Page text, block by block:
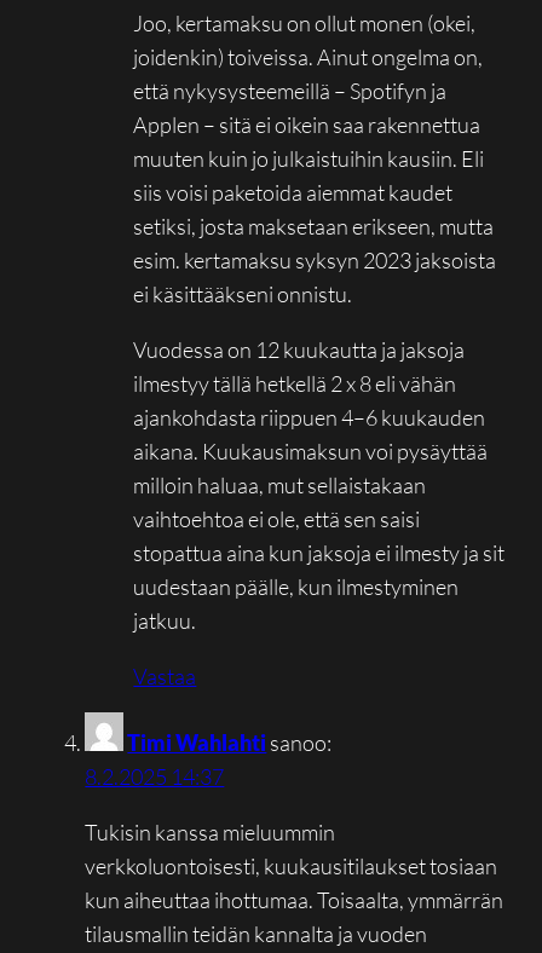
Joo, kertamaksu on ollut monen (okei,
joidenkin) toiveissa. Ainut ongelma on,
että nykysysteemeillä – Spotifyn ja
Applen – sitä ei oikein saa rakennettua
muuten kuin jo julkaistuihin kausiin. Eli
siis voisi paketoida aiemmat kaudet
setiksi, josta maksetaan erikseen, mutta
esim. kertamaksu syksyn 2023 jaksoista
ei käsittääkseni onnistu.
Vuodessa on 12 kuukautta ja jaksoja
ilmestyy tällä hetkellä 2 x 8 eli vähän
ajankohdasta riippuen 4–6 kuukauden
aikana. Kuukausimaksun voi pysäyttää
milloin haluaa, mut sellaistakaan
vaihtoehtoa ei ole, että sen saisi
stopattua aina kun jaksoja ei ilmesty ja sit
uudestaan päälle, kun ilmestyminen
jatkuu.
Vastaa
Timi Wahlahtisanoo:
8.2.2025 14:37
Tukisin kanssa mieluummin
verkkoluontoisesti, kuukausitilaukset tosiaan
kun aiheuttaa ihottumaa. Toisaalta, ymmärrän
tilausmallin teidän kannalta ja vuoden